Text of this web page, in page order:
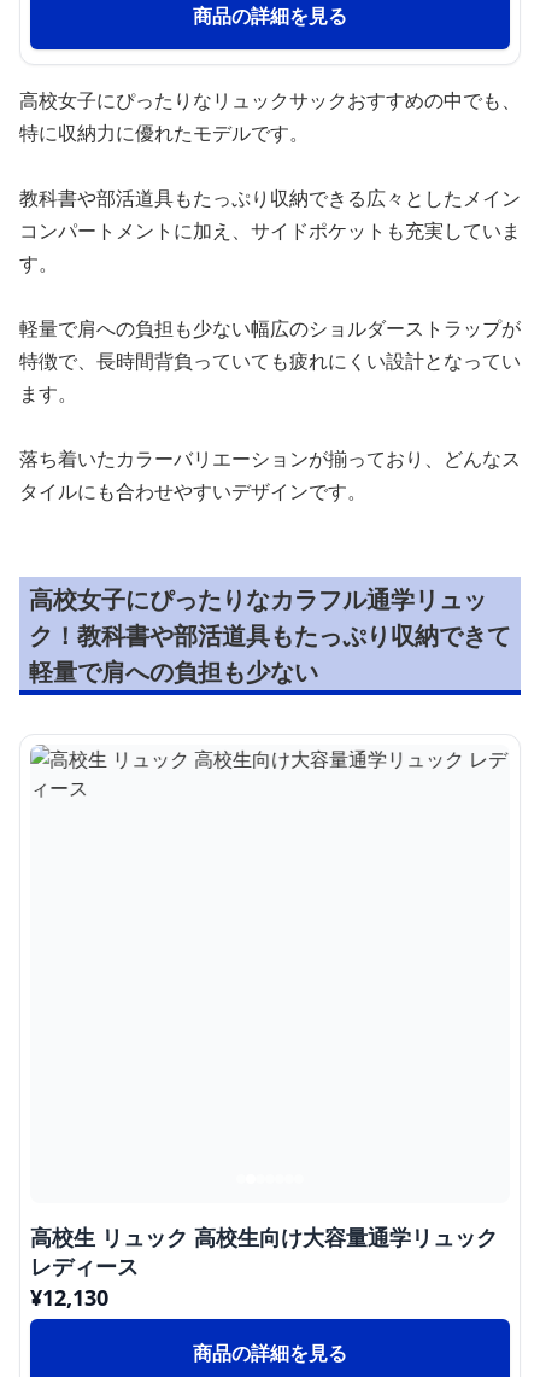
商品の詳細を見る
高校女子にぴったりなリュックサックおすすめの中でも、
特に収納力に優れたモデルです。
教科書や部活道具もたっぷり収納できる広々としたメイン
コンパートメントに加え、サイドポケットも充実していま
す。
軽量で肩への負担も少ない幅広のショルダーストラップが
特徴で、長時間背負っていても疲れにくい設計となってい
ます。
落ち着いたカラーバリエーションが揃っており、どんなス
タイルにも合わせやすいデザインです。
高校女子にぴったりなカラフル通学リュッ
ク！教科書や部活道具もたっぷり収納できて
軽量で肩への負担も少ない
高校生 リュック 高校生向け大容量通学リュック
レディース
¥12,130
商品の詳細を見る